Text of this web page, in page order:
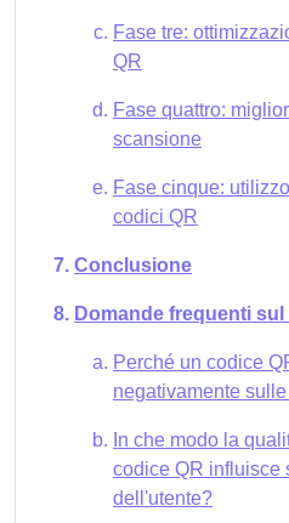
Fase tre:
QR
Fase quattro:
scansione
Fase cinque:
codici QR
Conclusione
Domande frequenti
Perché un codice
negativamente
In che modo la
codice QR influisce
dell'utente?